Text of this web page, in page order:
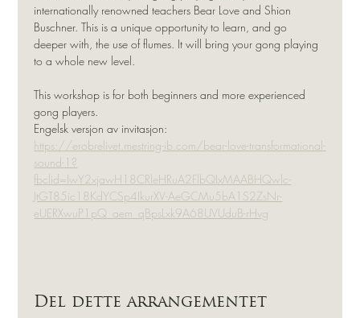
internationally renowned teachers Bear Love and Shion
Buschner. This is a unique opportunity to learn, and go
deeper with, the use of flumes. It will bring your gong playing
to a whole new level.
This workshop is for both beginners and more experienced
gong players.
Engelsk versjon av invitasjon:
https://erobrelivet.mestring-ib.com/bear-love-transformational-
sound-1?
fbclid=IwY2xjawH18CRleHRuA2FlbQIxMAABHQwlc-
JtGT85ic18KdYCSp4IkurXV-AeGCMu5bA1S2ZsNr-
eUERXwuP1pQ_aem_qBpsLxk9A68UVUduB-rHvg
Del dette arrangementet